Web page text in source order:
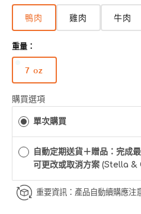
- 簡單地倒出
鴨肉 雞肉 牛肉
重量：
7 oz
版
已
完
或
無
法
用
購買選項
單次購買
自動定期送貨＋贈品：完成
可更改或取消方案 (Stella &
重要資訊：產品自動續購應注